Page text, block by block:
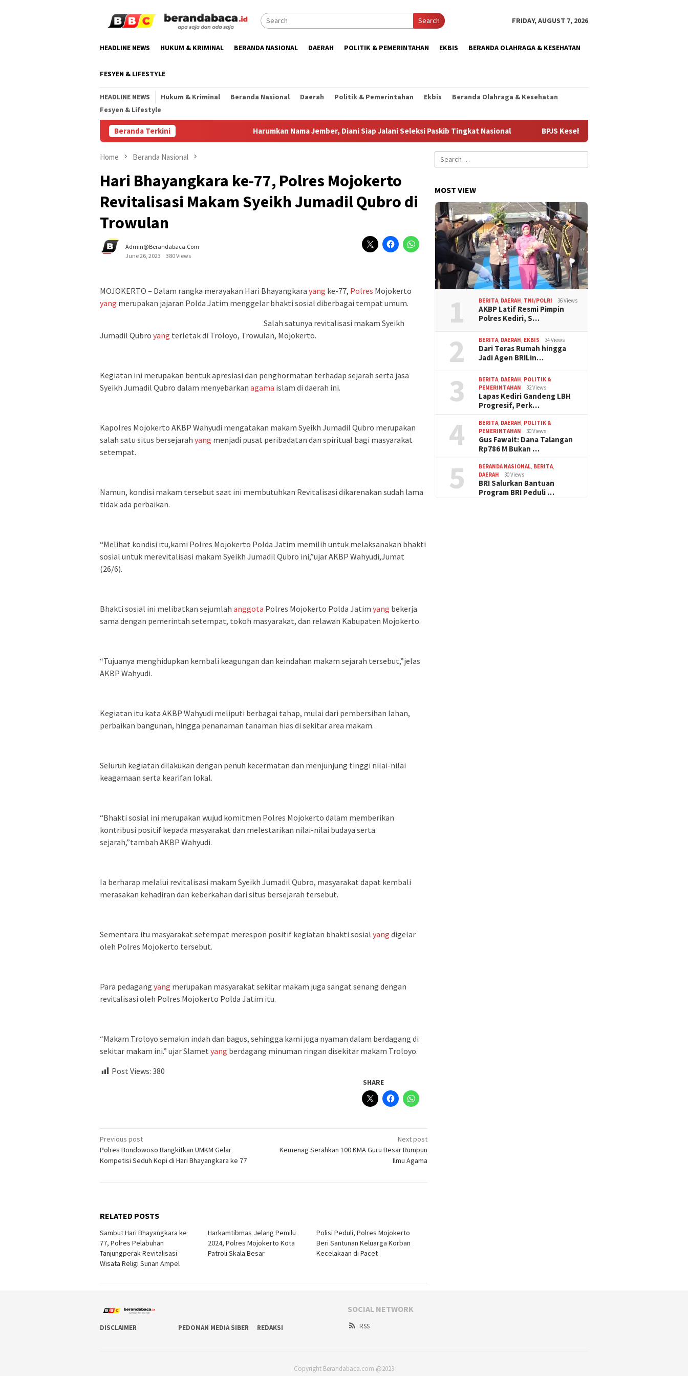
Search FRIDAY, AUGUST 7, 2026
HEADLINE NEWS HUKUM & KRIMINAL BERANDA NASIONAL DAERAH POLITIK & PEMERINTAHAN EKBIS BERANDA OLAHRAGA & KESEHATAN
FESYEN & LIFESTYLE
HEADLINE NEWS Hukum & Kriminal Beranda Nasional Daerah Politik & Pemerintahan Ekbis
Beranda Olahraga & Kesehatan
Fesyen & Lifestyle
Beranda Terkini Harumkan Nama Jember, Diani Siap Jalani Seleksi Paskib Tingkat Nasional BPJS Kesehatan Kediri Gandeng Media, Kenalkan
Home Beranda Nasional
Hari Bhayangkara ke-77, Polres Mojokerto
Revitalisasi Makam Syeikh Jumadil Qubro di
Trowulan
Admin@berandabaca.com
June 26, 2023
380 Views
MOJOKERTO – Dalam rangka merayakan Hari Bhayangkara yang ke-77, Polres Mojokerto
yang merupakan jajaran Polda Jatim menggelar bhakti sosial diberbagai tempat umum.
Salah satunya revitalisasi makam Syeikh
Jumadil Qubro yang terletak di Troloyo, Trowulan, Mojokerto.
Kegiatan ini merupakan bentuk apresiasi dan penghormatan terhadap sejarah serta jasa
Syeikh Jumadil Qubro dalam menyebarkan agama islam di daerah ini.
Kapolres Mojokerto AKBP Wahyudi mengatakan makam Syeikh Jumadil Qubro merupakan
salah satu situs bersejarah yang menjadi pusat peribadatan dan spiritual bagi masyarakat
setempat.
Namun, kondisi makam tersebut saat ini membutuhkan Revitalisasi dikarenakan sudah lama
tidak ada perbaikan.
“Melihat kondisi itu,kami Polres Mojokerto Polda Jatim memilih untuk melaksanakan bhakti
sosial untuk merevitalisasi makam Syeikh Jumadil Qubro ini,”ujar AKBP Wahyudi,Jumat
(26/6).
Bhakti sosial ini melibatkan sejumlah anggota Polres Mojokerto Polda Jatim yang bekerja
sama dengan pemerintah setempat, tokoh masyarakat, dan relawan Kabupaten Mojokerto.
“Tujuanya menghidupkan kembali keagungan dan keindahan makam sejarah tersebut,”jelas
AKBP Wahyudi.
Kegiatan itu kata AKBP Wahyudi meliputi berbagai tahap, mulai dari pembersihan lahan,
perbaikan bangunan, hingga penanaman tanaman hias di sekitar area makam.
Seluruh kegiatan dilakukan dengan penuh kecermatan dan menjunjung tinggi nilai-nilai
keagamaan serta kearifan lokal.
“Bhakti sosial ini merupakan wujud komitmen Polres Mojokerto dalam memberikan
kontribusi positif kepada masyarakat dan melestarikan nilai-nilai budaya serta
sejarah,”tambah AKBP Wahyudi.
Ia berharap melalui revitalisasi makam Syeikh Jumadil Qubro, masyarakat dapat kembali
merasakan kehadiran dan keberkahan dari situs bersejarah tersebut.
Sementara itu masyarakat setempat merespon positif kegiatan bhakti sosial yang digelar
oleh Polres Mojokerto tersebut.
Para pedagang yang merupakan masyarakat sekitar makam juga sangat senang dengan
revitalisasi oleh Polres Mojokerto Polda Jatim itu.
“Makam Troloyo semakin indah dan bagus, sehingga kami juga nyaman dalam berdagang di
sekitar makam ini.” ujar Slamet yang berdagang minuman ringan disekitar makam Troloyo.
Post Views: 380
SHARE
Post
navigation
Previous post
Polres Bondowoso Bangkitkan UMKM Gelar
Kompetisi Seduh Kopi di Hari Bhayangkara ke 77
Next post
Kemenag Serahkan 100 KMA Guru Besar Rumpun
Ilmu Agama
RELATED POSTS
Sambut Hari Bhayangkara ke
77, Polres Pelabuhan
Tanjungperak Revitalisasi
Wisata Religi Sunan Ampel
Harkamtibmas Jelang Pemilu
2024, Polres Mojokerto Kota
Patroli Skala Besar
Polisi Peduli, Polres Mojokerto
Beri Santunan Keluarga Korban
Kecelakaan di Pacet
Search
for:
MOST VIEW
1 BERITA DAERAH TNI/POLRI 36 Views
AKBP Latif Resmi Pimpin
Polres Kediri, S…
2 BERITA DAERAH EKBIS 34 Views
Dari Teras Rumah hingga
Jadi Agen BRILin…
3 BERITA DAERAH POLITIK &
PEMERINTAHAN
32 Views
Lapas Kediri Gandeng LBH
Progresif, Perk…
4 BERITA DAERAH POLITIK &
PEMERINTAHAN
30 Views
Gus Fawait: Dana Talangan
Rp786 M Bukan …
5 BERANDA NASIONAL BERITA
DAERAH
30 Views
BRI Salurkan Bantuan
Program BRI Peduli …
DISCLAIMER PEDOMAN MEDIA SIBER REDAKSI
SOCIAL NETWORK
RSS
Copyright Berandabaca.com @2023